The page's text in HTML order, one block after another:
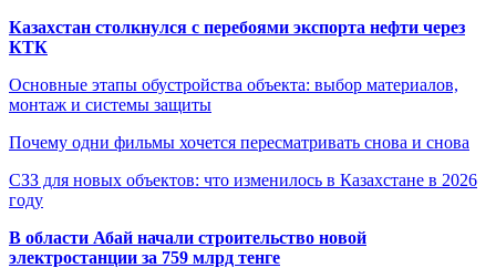
Казахстан столкнулся с перебоями экспорта нефти через
КТК
Основные этапы обустройства объекта: выбор материалов,
монтаж и системы защиты
Почему одни фильмы хочется пересматривать снова и снова
СЗЗ для новых объектов: что изменилось в Казахстане в 2026
году
В области Абай начали строительство новой
электростанции за 759 млрд тенге